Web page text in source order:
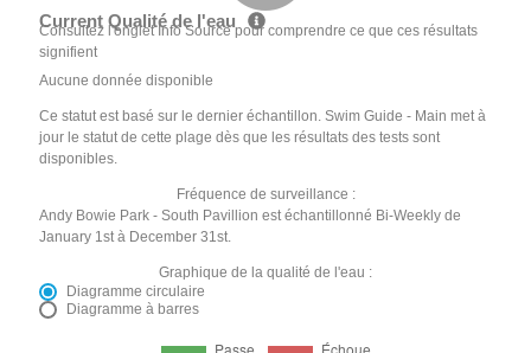
Current Qualité de l'eau
Consultez l'onglet Info Source pour comprendre ce que ces résultats
signifient
Aucune donnée disponible
Ce statut est basé sur le dernier échantillon. Swim Guide - Main met à
jour le statut de cette plage dès que les résultats des tests sont
disponibles.
Fréquence de surveillance :
Andy Bowie Park - South Pavillion est échantillonné Bi-Weekly de
January 1st à December 31st.
Graphique de la qualité de l'eau :
Diagramme circulaire
Diagramme à barres